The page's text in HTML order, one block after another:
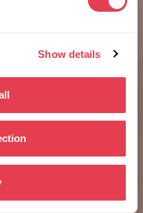
Show details